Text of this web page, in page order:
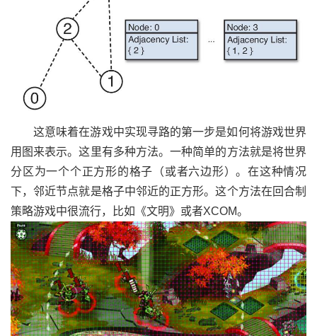
这意味着在游戏中实现寻路的第一步是如何将游戏世界
用图来表示。这里有多种方法。一种简单的方法就是将世界
分区为一个个正方形的格子（或者六边形）。在这种情况
下，邻近节点就是格子中邻近的正方形。这个方法在回合制
策略游戏中很流行，比如《文明》或者XCOM。